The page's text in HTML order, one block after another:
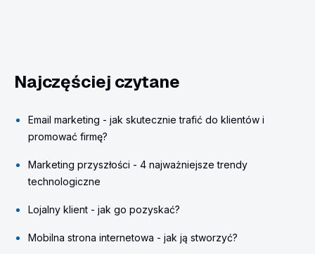
Najczęściej czytane
Email marketing - jak skutecznie trafić do klientów i
promować firmę?
Marketing przyszłości - 4 najważniejsze trendy
technologiczne
Lojalny klient - jak go pozyskać?
Mobilna strona internetowa - jak ją stworzyć?